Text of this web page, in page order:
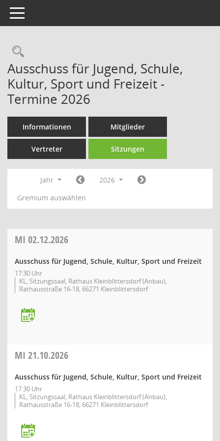
Toggle navigation
Rechercheauswahl
Ausschuss für Jugend, Schule,
Kultur, Sport und Freizeit -
Termine 2026
Informationen Mitglieder
Vertreter Sitzungen
Jahr
2026
Gremium auswählen
MI 02.12.2026
Ausschuss für Jugend, Schule, Kultur, Sport und Freizeit
17:30 Uhr
KL, Sitzungssaal, Rathaus Kleinblittersdorf (Anbau),
Rathausstraße 16-18, 66271 Kleinblittersdorf
MI 21.10.2026
Ausschuss für Jugend, Schule, Kultur, Sport und Freizeit
17:30 Uhr
KL, Sitzungssaal, Rathaus Kleinblittersdorf (Anbau),
Rathausstraße 16-18, 66271 Kleinblittersdorf